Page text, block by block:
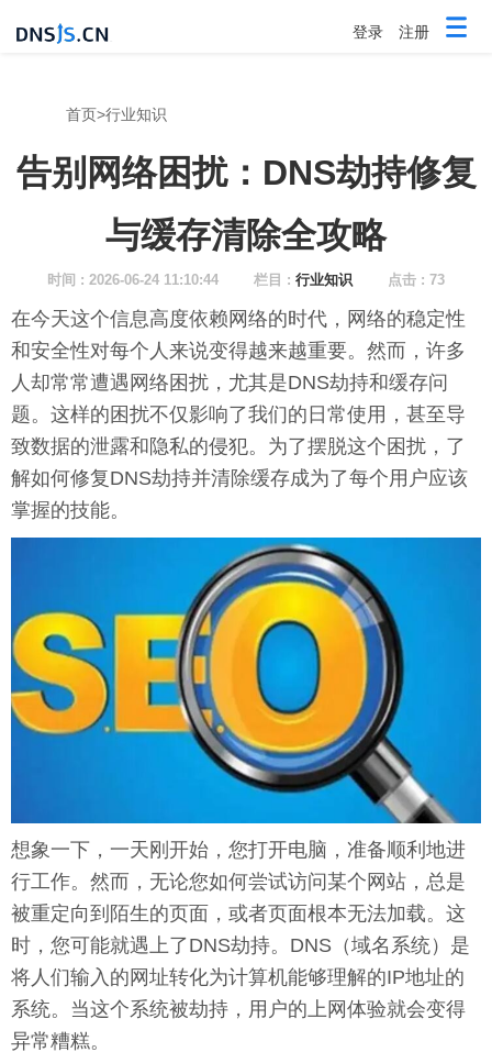
登录 注册
首页 >行业知识
告别网络困扰：DNS劫持修复
与缓存清除全攻略
时间 : 2026-06-24 11:10:44 栏目 : 行业知识 点击 : 73
在今天这个信息高度依赖网络的时代，网络的稳定性
和安全性对每个人来说变得越来越重要。然而，许多
人却常常遭遇网络困扰，尤其是DNS劫持和缓存问
题。这样的困扰不仅影响了我们的日常使用，甚至导
致数据的泄露和隐私的侵犯。为了摆脱这个困扰，了
解如何修复DNS劫持并清除缓存成为了每个用户应该
掌握的技能。
想象一下，一天刚开始，您打开电脑，准备顺利地进
行工作。然而，无论您如何尝试访问某个网站，总是
被重定向到陌生的页面，或者页面根本无法加载。这
时，您可能就遇上了DNS劫持。DNS（域名系统）是
将人们输入的网址转化为计算机能够理解的IP地址的
系统。当这个系统被劫持，用户的上网体验就会变得
异常糟糕。